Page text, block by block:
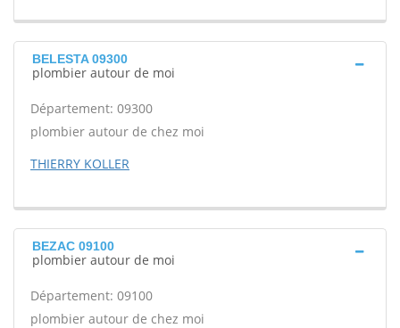
BELESTA 09300
plombier autour de moi
Département: 09300
plombier autour de chez moi
THIERRY KOLLER
BEZAC 09100
plombier autour de moi
Département: 09100
plombier autour de chez moi